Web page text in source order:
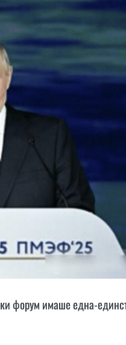
форум имаше една-